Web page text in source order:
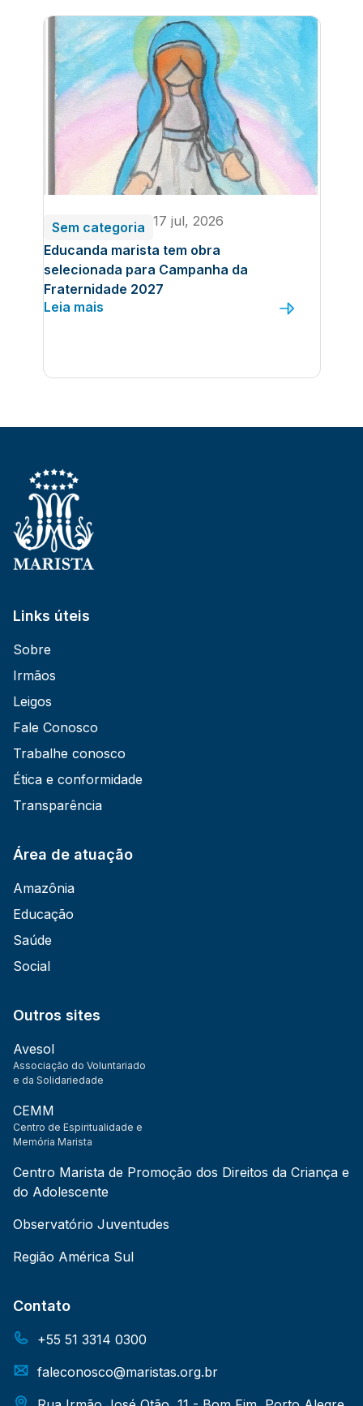
Sem categoria 17 jul, 2026
Educanda marista tem obra
selecionada para Campanha da
Fraternidade 2027
Leia mais
Links úteis
Sobre
Irmãos
Leigos
Fale Conosco
Trabalhe conosco
Ética e conformidade
Transparência
Área de atuação
Amazônia
Educação
Saúde
Social
Outros sites
Avesol
Associação do Voluntariado
e da Solidariedade
CEMM
Centro de Espiritualidade e
Memória Marista
Centro Marista de Promoção dos Direitos da Criança e
do Adolescente
Observatório Juventudes
Região América Sul
Contato
+55 51 3314 0300
faleconosco@maristas.org.br